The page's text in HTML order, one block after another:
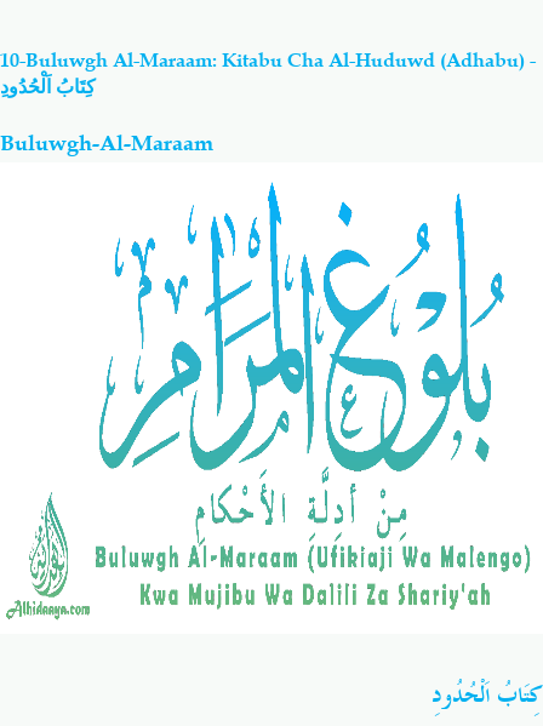
Aqiydah
Shirki & Kufru
Salaf Wa Ummah Firaq-Makundi
Fiqh-Ibaadah Duaa-Adhkaar
Fataawa Za Ulamaa Kauli Za Salaf
Akhlaaq-Aadaab Raqaaiq
Familia-Jamii Maswali-Majibu
Chemsha Bongo Vitabu
10-Buluwgh Al-Maraam: Kitabu Cha Al-Huduwd (Adhabu) -
كِتَابُ اَلْحُدُودِ
Buluwgh-Al-Maraam
كِتَابُ اَلْحُدُودِ